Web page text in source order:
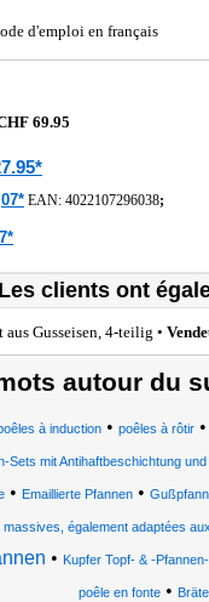
d'emploi en français
69.95
EAN: 4022107296038;
clients ont
Gusseisen, 4-teilig •
autour du
à induction• poêles à rôtir•
Sets mit Antihaftbeschichtung
• Emaillierte Pfannen •
également adaptées
• Kupfer Topf- & -
poêle en fonte •